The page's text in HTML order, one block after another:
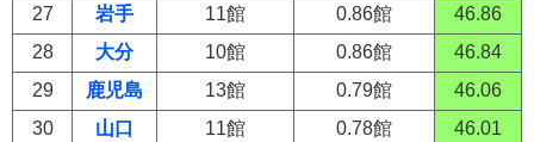
27
岩手 11館 0.86館
46.86
28
大分 10館 0.86館
46.84
29
鹿児島 13館 0.79館
46.06
30
山口 11館 0.78館
46.01